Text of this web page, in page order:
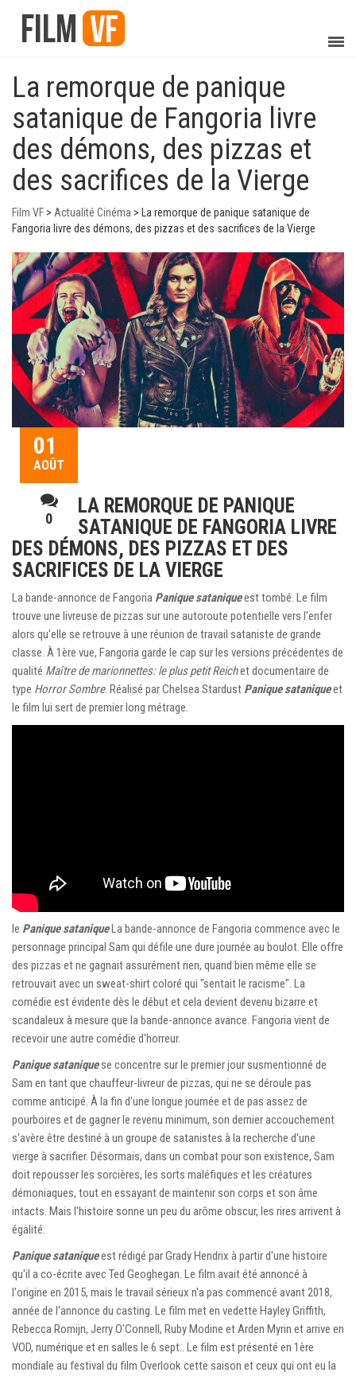
La remorque de panique
satanique de Fangoria livre
des démons, des pizzas et
des sacrifices de la Vierge
Film VF > Actualité Cinéma >
La remorque de panique satanique de
Fangoria livre des démons, des pizzas et des sacrifices de la Vierge
01
AOÛT
0
LA REMORQUE DE PANIQUE
SATANIQUE DE FANGORIA LIVRE
DES DÉMONS, DES PIZZAS ET DES
SACRIFICES DE LA VIERGE
La bande-annonce de Fangoria Panique sataniqueest tombé. Le film
trouve une livreuse de pizzas sur une autoroute potentielle vers l'enfer
alors qu'elle se retrouve à une réunion de travail sataniste de grande
classe. À 1ère vue, Fangoria garde le cap sur les versions précédentes de
qualité Maître de marionnettes: le plus petit Reichet documentaire de
type Horror Sombre. Réalisé par Chelsea Stardust Panique sataniqueet
le film lui sert de premier long métrage.
le Panique sataniqueLa bande-annonce de Fangoria commence avec le
personnage principal Sam qui défile une dure journée au boulot. Elle offre
des pizzas et ne gagnait assurément rien, quand bien même elle se
retrouvait avec un sweat-shirt coloré qui "sentait le racisme". La
comédie est évidente dès le début et cela devient devenu bizarre et
scandaleux à mesure que la bande-annonce avance. Fangoria vient de
recevoir une autre comédie d'horreur.
Panique sataniquese concentre sur le premier jour susmentionné de
Sam en tant que chauffeur-livreur de pizzas, qui ne se déroule pas
comme anticipé. À la fin d'une longue journée et de pas assez de
pourboires et de gagner le revenu minimum, son dernier accouchement
s'avère être destiné à un groupe de satanistes à la recherche d'une
vierge à sacrifier. Désormais, dans un combat pour son existence, Sam
doit repousser les sorcières, les sorts maléfiques et les créatures
démoniaques, tout en essayant de maintenir son corps et son âme
intacts. Mais l'histoire sonne un peu du arôme obscur, les rires arrivent à
égalité.
Panique sataniqueest rédigé par Grady Hendrix à partir d'une histoire
qu'il a co-écrite avec Ted Geoghegan. Le film avait été annoncé à
l'origine en 2015, mais le travail sérieux n'a pas commencé avant 2018,
année de l'annonce du casting. Le film met en vedette Hayley Griffith,
Rebecca Romijn, Jerry O'Connell, Ruby Modine et Arden Myrin et arrive en
VOD, numérique et en salles le 6 sept.. Le film est présenté en 1ère
mondiale au festival du film Overlook cette saison et ceux qui ont eu la